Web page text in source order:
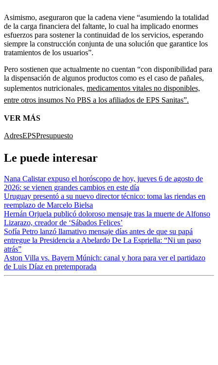
Asimismo, aseguraron que la cadena viene “asumiendo la totalidad
de la carga financiera del faltante, lo cual ha implicado enormes
esfuerzos para sostener la continuidad de los servicios, esperando
siempre la construcción conjunta de una solución que garantice los
tratamientos de los usuarios”.
Pero sostienen que actualmente no cuentan “con disponibilidad para
la dispensación de algunos productos como es el caso de pañales,
suplementos nutricionales, medicamentos vitales no disponibles,
entre otros insumos No PBS a los afiliados de EPS Sanitas”.
VER MÁS
AdresEPSPresupuesto
Le puede interesar
Nana Calistar expuso el horóscopo de hoy, jueves 6 de agosto de
2026: se vienen grandes cambios en este día
Uruguay presentó a su nuevo director técnico: toma las riendas en
reemplazo de Marcelo Bielsa
Hernán Orjuela publicó doloroso mensaje tras la muerte de Alfonso
Lizarazo, creador de ‘Sábados Felices’
Sofía Petro lanzó llamativo mensaje días antes de que su papá
entregue la Presidencia a Abelardo De La Espriella: “Ni un paso
atrás”
Aston Villa vs. Bayern Múnich: canal y hora para ver el partidazo
de Luis Díaz en pretemporada